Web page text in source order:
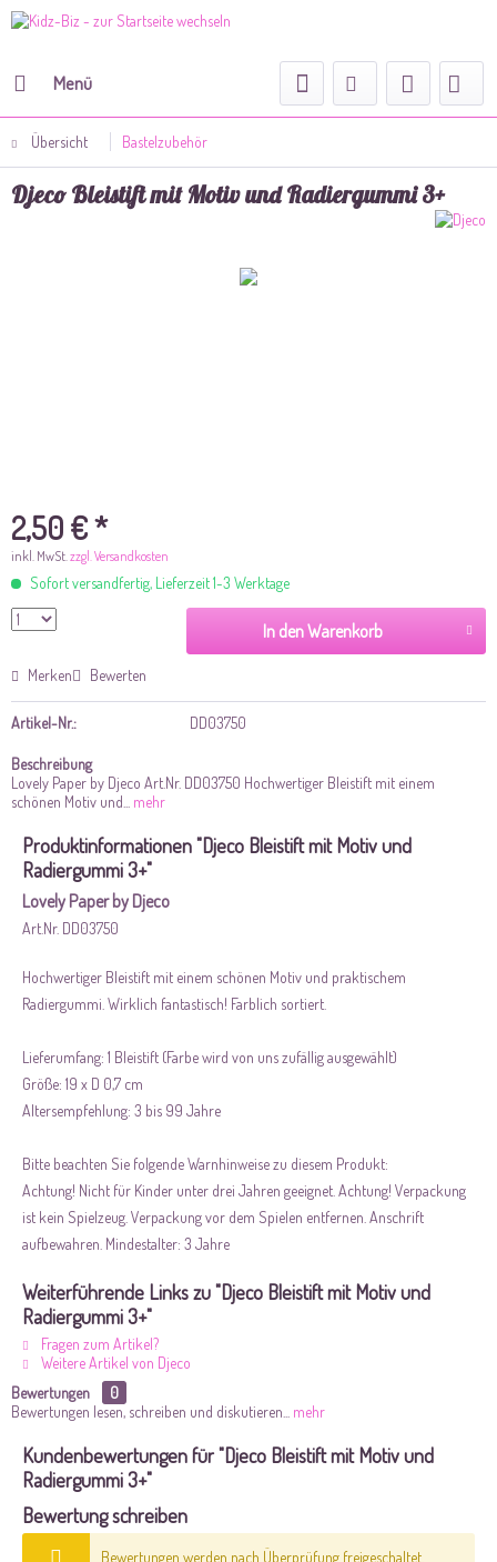
Menü
Übersicht Bastelzubehör
Djeco Bleistift mit Motiv und Radiergummi 3+
2,50 € *
inkl. MwSt.zzgl. Versandkosten
Sofort versandfertig, Lieferzeit 1-3 Werktage
In den Warenkorb
Merken Bewerten
Artikel-Nr.: DD03750
Beschreibung
Lovely Paper by Djeco Art.Nr. DD03750 Hochwertiger Bleistift mit einem
schönen Motiv und...
mehr
Produktinformationen "Djeco Bleistift mit Motiv und
Radiergummi 3+"
Lovely Paper by Djeco
Art.Nr. DD03750
Hochwertiger Bleistift mit einem schönen Motiv und praktischem
Radiergummi. Wirklich fantastisch! Farblich sortiert.
Lieferumfang: 1 Bleistift (Farbe wird von uns zufällig ausgewählt)
Größe: 19 x D 0,7 cm
Altersempfehlung: 3 bis 99 Jahre
Bitte beachten Sie folgende Warnhinweise zu diesem Produkt:
Achtung! Nicht für Kinder unter drei Jahren geeignet. Achtung! Verpackung
ist kein Spielzeug. Verpackung vor dem Spielen entfernen. Anschrift
aufbewahren. Mindestalter: 3 Jahre
Weiterführende Links zu "Djeco Bleistift mit Motiv und
Radiergummi 3+"
Fragen zum Artikel?
Weitere Artikel von Djeco
Bewertungen
0
Bewertungen lesen, schreiben und diskutieren...
mehr
Kundenbewertungen für "Djeco Bleistift mit Motiv und
Radiergummi 3+"
Bewertung schreiben
Bewertungen werden nach Überprüfung freigeschaltet.